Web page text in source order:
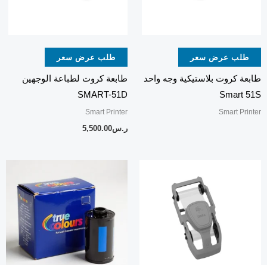
طلب عرض سعر
طابعة كروت بلاستيكية وجه واحد
Smart 51S
Smart Printer
طلب عرض سعر
طابعة كروت لطباعة الوجهين
SMART-51D
Smart Printer
ر.س5,500.00